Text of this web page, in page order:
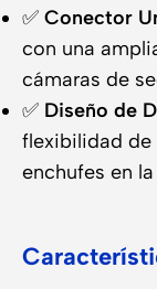
✅ Conector
con una
cámaras de
✅ Diseño de
flexibilidad de
enchufes en